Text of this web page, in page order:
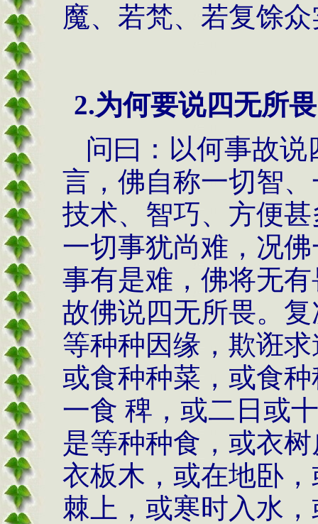
魔、若梵、若复馀
2.为何要说四无所畏
问曰：以何事故
言，佛自称一切智
技术、智巧、方便
一切事犹尚难，况
事有是难，佛将无
故佛说四无所畏。
等种种因缘，欺诳
或食种种菜，或食
一食 稗，或二日或
是等种种食，或衣
衣板木，或在地卧
棘上，或寒时入水